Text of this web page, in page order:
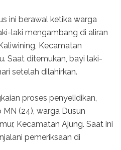
ini berawal ketika warga
laki mengambang di aliran
Kecamatan
Saat ditemukan, bayi laki-
setelah dilahirkan.
proses penyelidikan,
(24), warga Dusun
Kecamatan Ajung. Saat ini
pemeriksaan di